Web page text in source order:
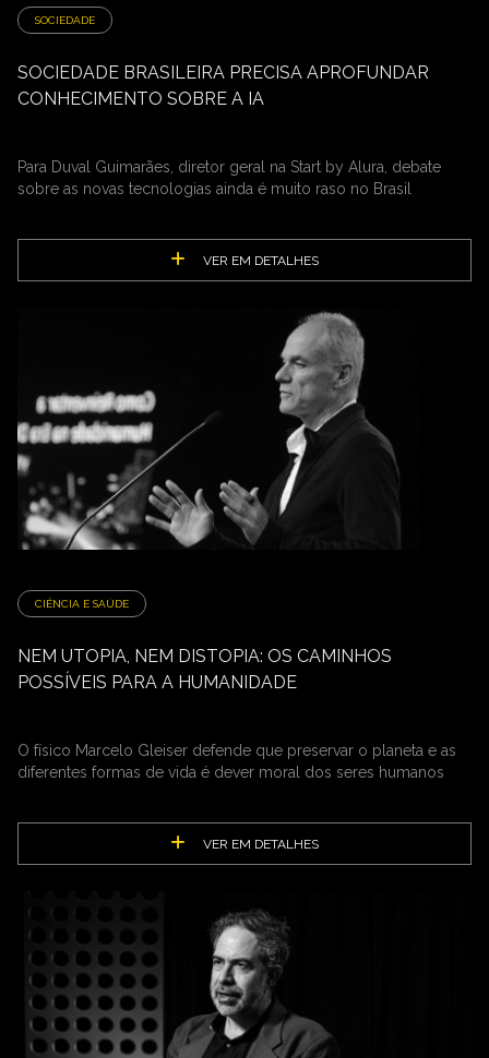
SOCIEDADE
SOCIEDADE BRASILEIRA PRECISA APROFUNDAR
CONHECIMENTO SOBRE A IA
Para Duval Guimarães, diretor geral na Start by Alura, debate
sobre as novas tecnologias ainda é muito raso no Brasil
VER EM DETALHES
CIÊNCIA E SAÚDE
NEM UTOPIA, NEM DISTOPIA: OS CAMINHOS
POSSÍVEIS PARA A HUMANIDADE
O físico Marcelo Gleiser defende que preservar o planeta e as
diferentes formas de vida é dever moral dos seres humanos
VER EM DETALHES